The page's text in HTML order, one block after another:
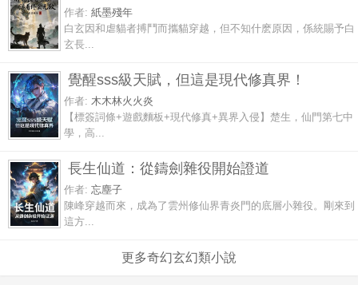
作者: 紙墨殘年
白玄因和虐貓者搏鬥而攜貓穿越，但不知什麽原因，係統賜予白
玄長...
覺醒sss級天賦，但這是現代修真界！
作者: 木木林火火炎
【標簽詞條+遊戲麵板+現代修真+異界入侵】楚生，仙門第七中
學，高...
長生仙道：從鑄劍雜役開始證道
作者: 忘塵子
陳峰穿越而來，成為了雲州修仙界青炎門的底層小雜役。剛來到
這方...
更多奇幻玄幻類小說